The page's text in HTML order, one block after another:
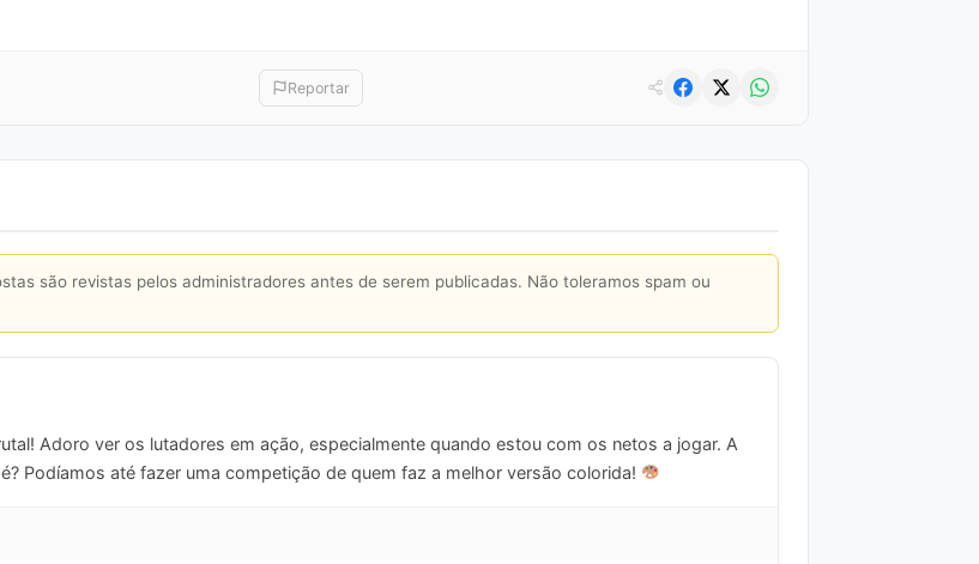
Reportar
são revistas pelos administradores antes de serem publicadas. Não toleramos spam ou
Adoro ver os lutadores em ação, especialmente quando estou com os netos a jogar. A
Podíamos até fazer uma competição de quem faz a melhor versão colorida!